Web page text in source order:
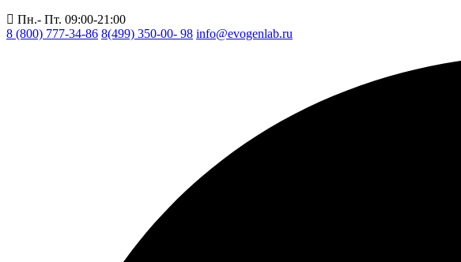
Пн.- Пт. 09:00-21:00
8 (800) 777-34-86 8(499) 350-00- 98 info@evogenlab.ru